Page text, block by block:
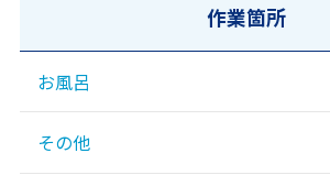
作業箇所
お風呂
その他